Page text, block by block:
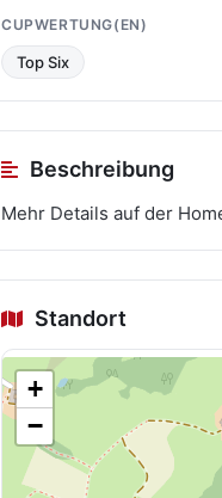
CUPWERTUNG(EN)
Top Six
Beschreibung
Mehr Details auf der
Standort
+
−